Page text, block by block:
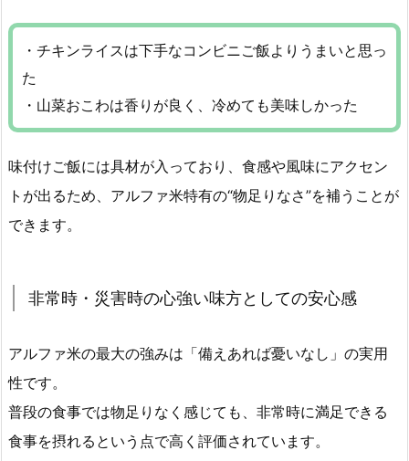
・チキンライスは下手なコンビニご飯よりうまいと思っ
た
・山菜おこわは香りが良く、冷めても美味しかった
味付けご飯には具材が入っており、食感や風味にアクセン
トが出るため、アルファ米特有の“物足りなさ”を補うことが
できます。
非常時・災害時の心強い味方としての安心感
アルファ米の最大の強みは「備えあれば憂いなし」の実用
性です。
普段の食事では物足りなく感じても、非常時に満足できる
食事を摂れるという点で高く評価されています。